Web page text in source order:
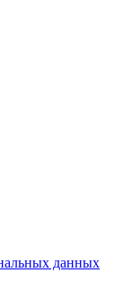
данных